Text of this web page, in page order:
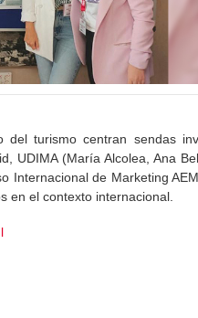
turismo centran sendas
UDIMA (María Alcolea, Ana
Internacional de Marketing
en el contexto internacional.